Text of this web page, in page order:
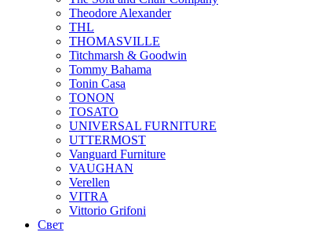
Theodore Alexander
THL
THOMASVILLE
Titchmarsh & Goodwin
Tommy Bahama
Tonin Casa
TONON
TOSATO
UNIVERSAL FURNITURE
UTTERMOST
Vanguard Furniture
VAUGHAN
Verellen
VITRA
Vittorio Grifoni
Свет